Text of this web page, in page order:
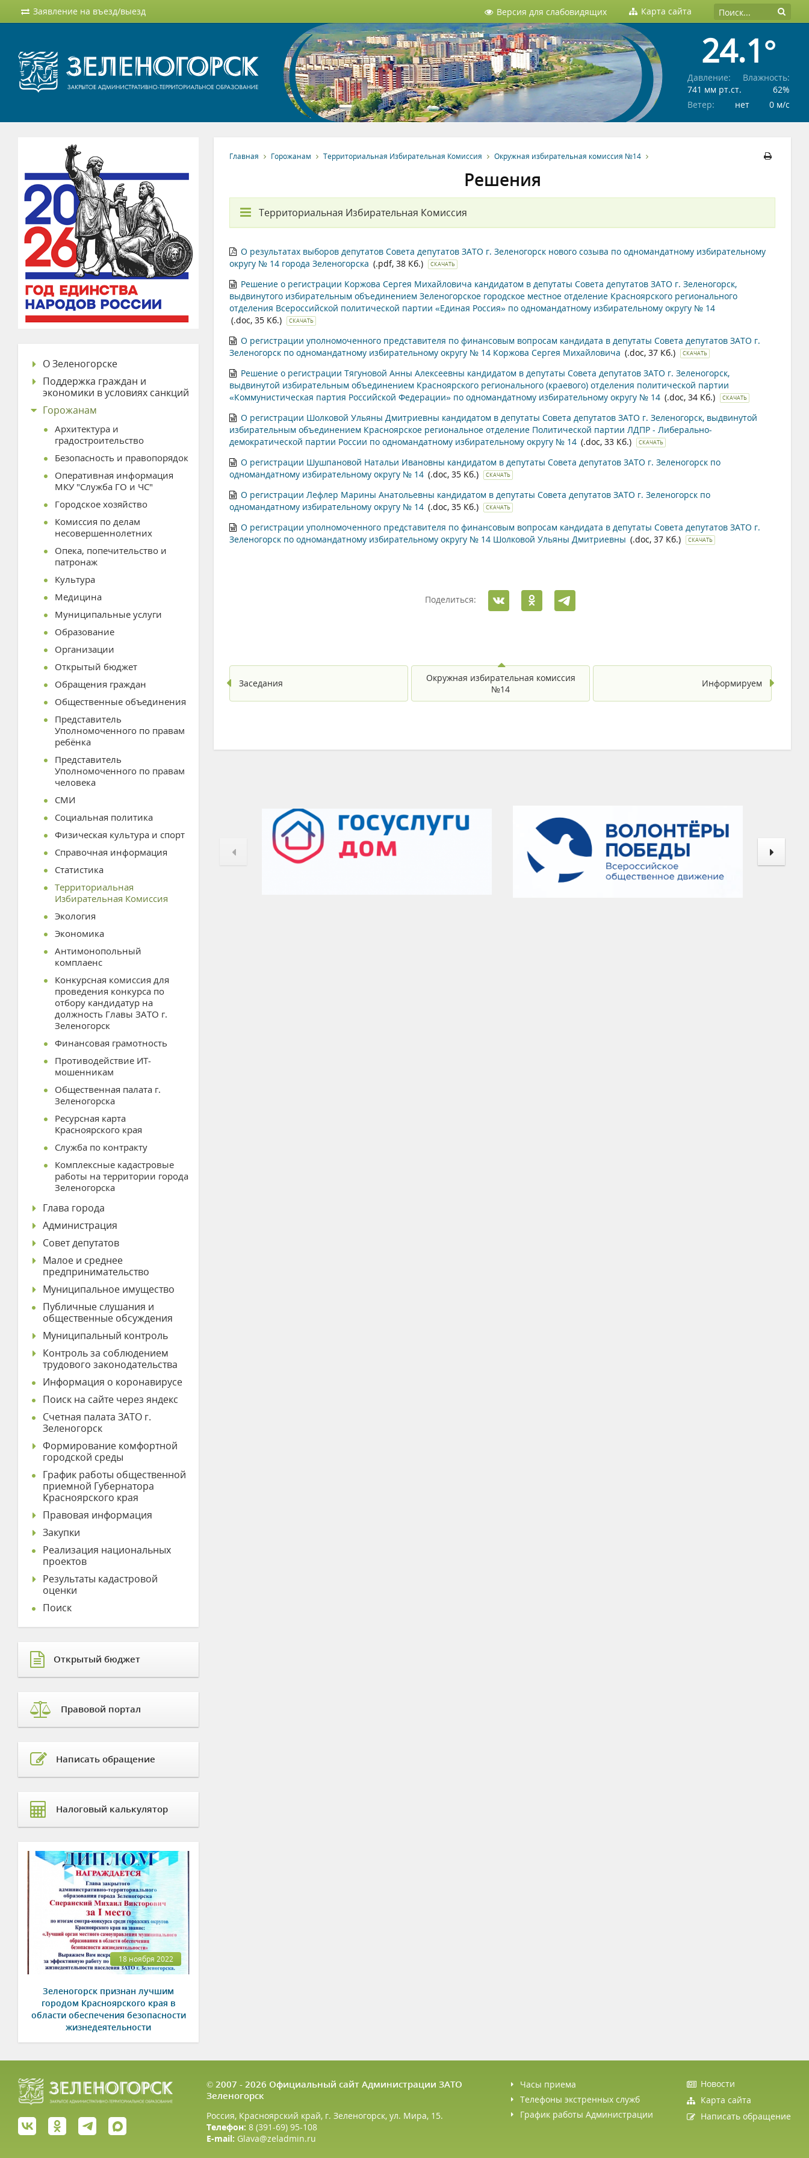
Заявление на въезд/выезд Версия для слабовидящих Карта сайта
24.1°
Давление:
741 мм рт.ст.
Влажность:
62%
Ветер:
нет 0 м/c
Главная Горожанам Территориальная Избирательная Комиссия Окружная избирательная комиссия №14
Решения
Территориальная Избирательная Комиссия
О результатах выборов депутатов Совета депутатов ЗАТО г. Зеленогорск нового созыва по одномандатному избирательному
округу № 14 города Зеленогорска (.pdf, 38 Кб.) СКАЧАТЬ
Решение о регистрации Коржова Сергея Михайловича кандидатом в депутаты Совета депутатов ЗАТО г. Зеленогорск,
выдвинутого избирательным объединением Зеленогорское городское местное отделение Красноярского регионального
отделения Всероссийской политической партии «Единая Россия» по одномандатному избирательному округу № 14
(.doc, 35 Кб.)
СКАЧАТЬ
О регистрации уполномоченного представителя по финансовым вопросам кандидата в депутаты Совета депутатов ЗАТО г.
Зеленогорск по одномандатному избирательному округу № 14 Коржова Сергея Михайловича (.doc, 37 Кб.) СКАЧАТЬ
Решение о регистрации Тягуновой Анны Алексеевны кандидатом в депутаты Совета депутатов ЗАТО г. Зеленогорск,
выдвинутой избирательным объединением Красноярского регионального (краевого) отделения политической партии
«Коммунистическая партия Российской Федерации» по одномандатному избирательному округу № 14 (.doc, 34 Кб.) СКАЧАТЬ
О регистрации Шолковой Ульяны Дмитриевны кандидатом в депутаты Совета депутатов ЗАТО г. Зеленогорск, выдвинутой
избирательным объединением Красноярское региональное отделение Политической партии ЛДПР - Либерально-
демократической партии России по одномандатному избирательному округу № 14 (.doc, 33 Кб.) СКАЧАТЬ
О регистрации Шушпановой Натальи Ивановны кандидатом в депутаты Совета депутатов ЗАТО г. Зеленогорск по
одномандатному избирательному округу № 14 (.doc, 35 Кб.) СКАЧАТЬ
О регистрации Лефлер Марины Анатольевны кандидатом в депутаты Совета депутатов ЗАТО г. Зеленогорск по
одномандатному избирательному округу № 14 (.doc, 35 Кб.) СКАЧАТЬ
О регистрации уполномоченного представителя по финансовым вопросам кандидата в депутаты Совета депутатов ЗАТО г.
Зеленогорск по одномандатному избирательному округу № 14 Шолковой Ульяны Дмитриевны (.doc, 37 Кб.) СКАЧАТЬ
Поделиться:
Заседания
Окружная избирательная комиссия
№14
Информируем
О Зеленогорске
Поддержка граждан и
экономики в условиях санкций
Горожанам
Архитектура и
градостроительство
Безопасность и правопорядок
Оперативная информация
МКУ "Служба ГО и ЧС"
Городское хозяйство
Комиссия по делам
несовершеннолетних
Опека, попечительство и
патронаж
Культура
Медицина
Муниципальные услуги
Образование
Организации
Открытый бюджет
Обращения граждан
Общественные объединения
Представитель
Уполномоченного по правам
ребёнка
Представитель
Уполномоченного по правам
человека
СМИ
Социальная политика
Физическая культура и спорт
Справочная информация
Статистика
Территориальная
Избирательная Комиссия
Экология
Экономика
Антимонопольный
комплаенс
Конкурсная комиссия для
проведения конкурса по
отбору кандидатур на
должность Главы ЗАТО г.
Зеленогорск
Финансовая грамотность
Противодействие ИТ-
мошенникам
Общественная палата г.
Зеленогорска
Ресурсная карта
Красноярского края
Служба по контракту
Комплексные кадастровые
работы на территории города
Зеленогорска
Глава города
Администрация
Совет депутатов
Малое и среднее
предпринимательство
Муниципальное имущество
Публичные слушания и
общественные обсуждения
Муниципальный контроль
Контроль за соблюдением
трудового законодательства
Информация о коронавирусе
Поиск на сайте через яндекс
Счетная палата ЗАТО г.
Зеленогорск
Формирование комфортной
городской среды
График работы общественной
приемной Губернатора
Красноярского края
Правовая информация
Закупки
Реализация национальных
проектов
Результаты кадастровой
оценки
Поиск
Открытый бюджет
Правовой портал
Написать обращение
Налоговый калькулятор
18 ноября 2022
Зеленогорск признан лучшим
городом Красноярского края в
области обеспечения безопасности
жизнедеятельности
© 2007 - 2026 Официальный сайт Администрации ЗАТО
Зеленогорск
Россия, Красноярский край, г. Зеленогорск, ул. Мира, 15.
Телефон: 8 (391-69) 95-108
E-mail: Glava@zeladmin.ru
Часы приема
Телефоны экстренных служб
График работы Администрации
Новости
Карта сайта
Написать обращение